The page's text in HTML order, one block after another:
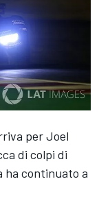
per Joel
di colpi di
ha continuato a